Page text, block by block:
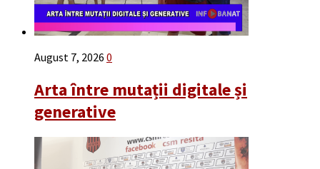
August 7, 2026 0
Arta între mutații digitale și
generative